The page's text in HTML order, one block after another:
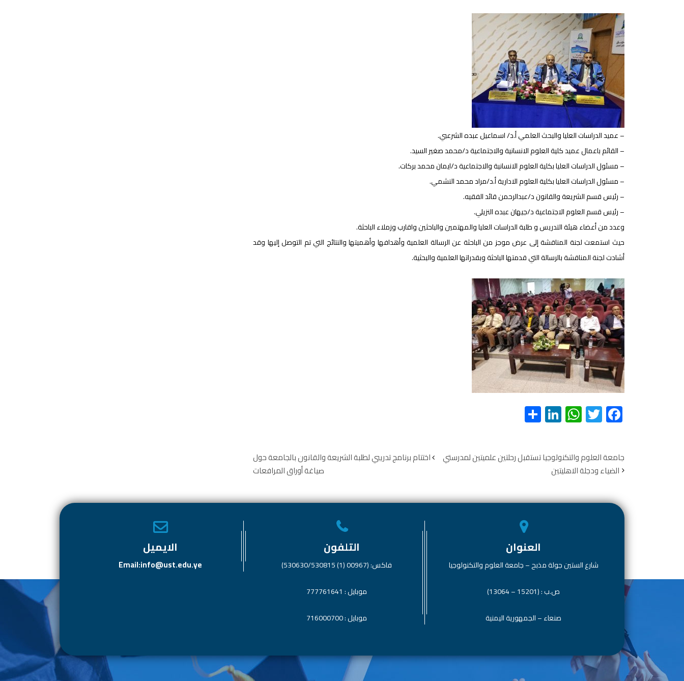
– عميد الدراسات العليا والبحث العلمي أ.د/ اسماعيل عبده الشرعبي.
– القائم باعمال عميد كلية العلوم الانسانية والاجتماعية د/محمد صغير السيد.
– مسئول الدراسات العليا بكلية العلوم الانسانية والاجتماعية د/ايمان محمد بركات.
– مسئول الدراسات العليا بكلية العلوم الادارية أ.د/مراد محمد النشمي.
– رئيس قسم الشريعة والقانون د/عبدالرحمن قائد الفقيه.
– رئيس قسم العلوم الاجتماعية د/جيهان عبده النزيلي.
وعدد من أعضاء هيئة التدريس و طلبة الدراسات العليا والمهتمين والباحثين واقارب وزملاء الباحثة.
حيث استمعت لجنة المناقشة إلى عرض موجز من الباحثة عن الرسالة العلمية وأهدافها وأهميتها والنتائج التي تم التوصل إليها وقد
أشادت لجنة المناقشة بالرسالة التي قدمتها الباحثة وبقدراتها العلمية والبحثية.
F
ac
e
b
o
ok
T
wi
tt
er
W
h
at
s
A
p
p
Li
nk
e
dI
ar
e
اختتام برنامج تدريبي لطلبة الشريعة والقانون بالجامعة حول
صياغة أوراق المرافعات
جامعة العلوم والتكنولوجيا تستقبل رحلتين علميتين لمدرستي
الضياء ودجلة الاهليتين
العنوان
شارع الستين جولة مذبح – جامعة العلوم والتكنولوجيا
ص.ب : (15201 – 13064)
صنعاء – الجمهورية اليمنية
التلفون
فاكس: (00967 (1) 530630/530815)
موبايل : 777761641
موبايل : 716000700
الايميل
Email:info@ust.edu.ye